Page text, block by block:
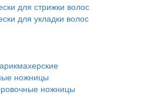
для стрижки волос
для укладки волос
ножницы
ножницы